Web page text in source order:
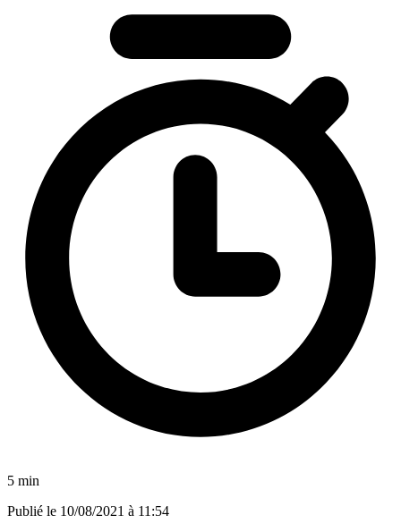
5 min
Publié le 10/08/2021 à 11:54